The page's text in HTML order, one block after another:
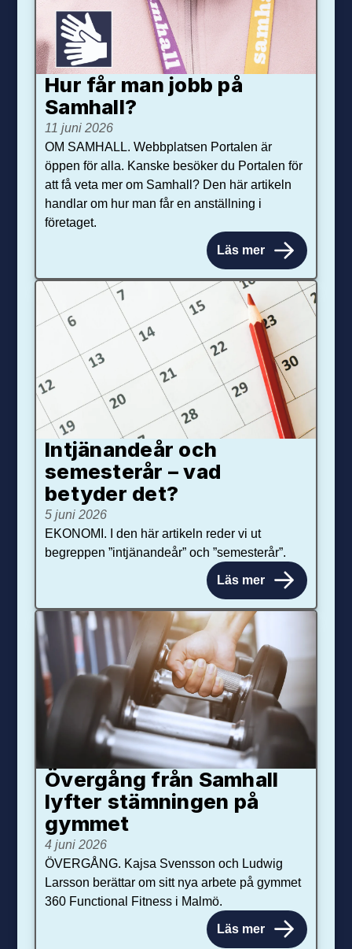
Hur får man jobb på
Samhall?
11 juni 2026
OM SAMHALL. Webbplatsen Portalen är
öppen för alla. Kanske besöker du Portalen för
att få veta mer om Samhall? Den här artikeln
handlar om hur man får en anställning i
företaget.
Läs mer
Intjänandeår och
semesterår – vad
betyder det?
5 juni 2026
EKONOMI. I den här artikeln reder vi ut
begreppen ”intjänandeår” och ”semesterår”.
Läs mer
Övergång från Samhall
lyfter stämningen på
gymmet
4 juni 2026
ÖVERGÅNG. Kajsa Svensson och Ludwig
Larsson berättar om sitt nya arbete på gymmet
360 Functional Fitness i Malmö.
Läs mer